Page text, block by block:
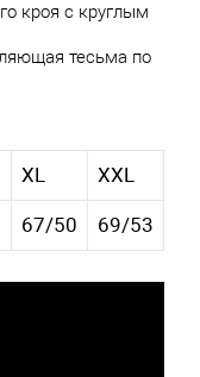
кроя с круглым
тесьма по
XL XXL
67/50 69/53